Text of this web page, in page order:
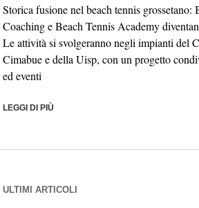
Storica fusione nel beach tennis grossetano:
Coaching e Beach Tennis Academy
Le attività si svolgeranno negli impianti del
Cimabue e della Uisp, con un progetto
ed eventi
LEGGI DI PIÙ
ULTIMI ARTICOLI